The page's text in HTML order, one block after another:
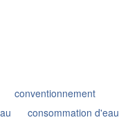
conventionnement
consommation d'eau